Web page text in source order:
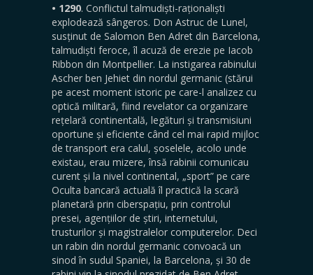
• 1290. Conflictul talmudiști-raționaliști
explodează sângeros. Don Astruc de Lunel,
susținut de Salomon Ben Adret din Barcelona,
talmudiști feroce, îl acuză de erezie pe Iacob
Ribbon din Montpellier. La instigarea rabinului
Ascher ben Jehiet din nordul germanic (stărui
pe acest moment istoric pe care-l analizez cu
optică militară, fiind revelator ca organizare
rețelară continentală, legături și transmisiuni
oportune și eficiente când cel mai rapid mijloc
de transport era calul, șoselele, acolo unde
existau, erau mizere, însă rabinii comunicau
curent și la nivel continental, „sport” pe care
Oculta bancară actuală îl practică la scară
planetară prin ciberspațiu, prin controlul
presei, agențiilor de știri, internetului,
trusturilor și magistralelor computerelor. Deci
un rabin din nordul germanic convoacă un
sinod în sudul Spaniei, la Barcelona, și 30 de